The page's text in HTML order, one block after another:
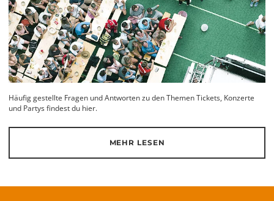
Häufig gestellte Fragen und Antworten zu den Themen Tickets, Konzerte
und Partys findest du hier.
MEHR LESEN